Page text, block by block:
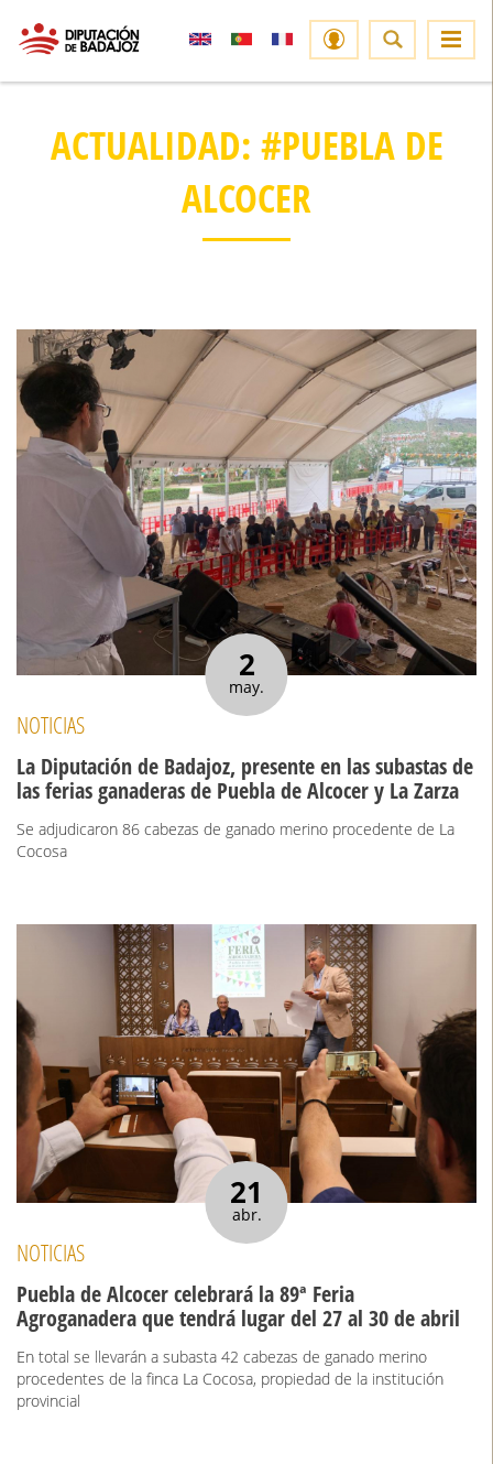
ACTUALIDAD: #PUEBLA DE
ALCOCER
2
may.
NOTICIAS
La Diputación de Badajoz, presente en las subastas de
las ferias ganaderas de Puebla de Alcocer y La Zarza
Se adjudicaron 86 cabezas de ganado merino procedente de La
Cocosa
21
abr.
NOTICIAS
Puebla de Alcocer celebrará la 89ª Feria
Agroganadera que tendrá lugar del 27 al 30 de abril
En total se llevarán a subasta 42 cabezas de ganado merino
procedentes de la finca La Cocosa, propiedad de la institución
provincial